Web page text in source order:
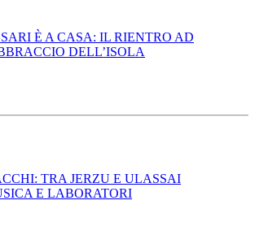
È A CASA: IL RIENTRO AD
DELL’ISOLA
TRA JERZU E ULASSAI
E LABORATORI